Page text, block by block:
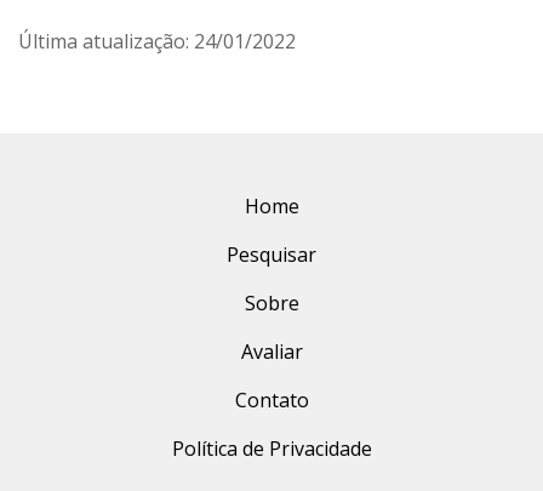
Última atualização: 24/01/2022
Home
Pesquisar
Sobre
Avaliar
Contato
Política de Privacidade